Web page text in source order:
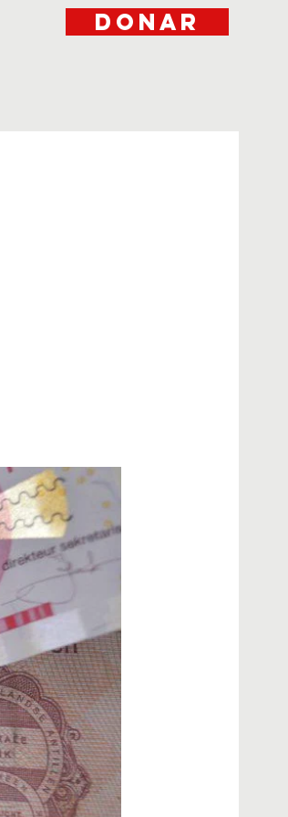
DONAR